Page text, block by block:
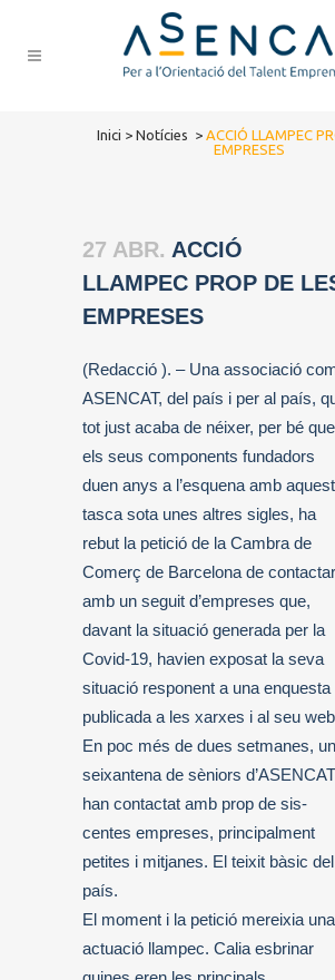
Inici > Notícies > ACCIÓ LLAMPEC
EMPRESES
27 ABR. ACCIÓ
LLAMPEC PROP DE
EMPRESES
(Redacció ). – Una associació
ASENCAT, del país i per al país,
tot just acaba de néixer, per bé que
els seus components fundadors
duen anys a l’esquena amb
tasca sota unes altres sigles, ha
rebut la petició de la Cambra de
Comerç de Barcelona de contactar
amb un seguit d’empreses que,
davant la situació generada per la
Covid-19, havien exposat la seva
situació responent a una enquesta
publicada a les xarxes i al seu
En poc més de dues setmanes,
seixantena de sèniors d’ASENCAT
han contactat amb prop de sis-
centes empreses, principalment
petites i mitjanes. El teixit bàsic del
país.
El moment i la petició mereixia una
actuació llampec. Calia esbrinar